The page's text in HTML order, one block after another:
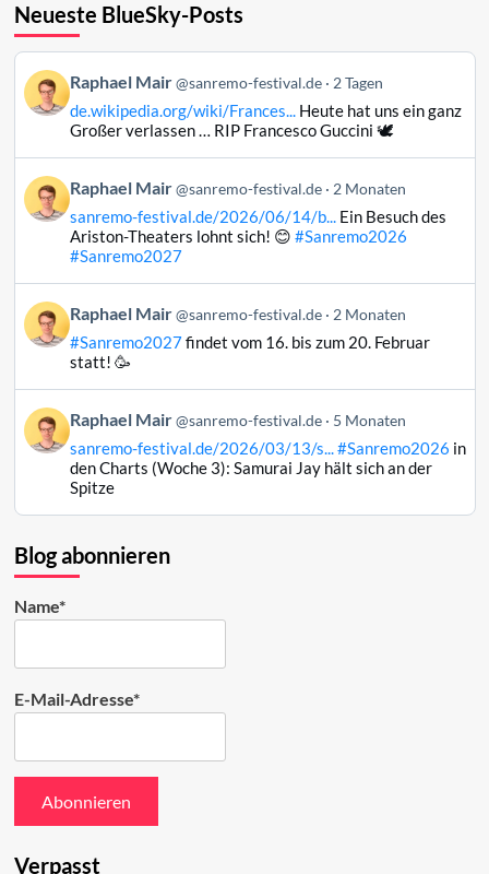
Neueste BlueSky-Posts
Beitrag
von
Raphael
Bluesky
ansehen
Raphael Mair @sanremo-festival.de 2 Tagen
de.wikipedia.org/wiki/Frances...Heute hat uns ein ganz
Großer verlassen … RIP Francesco Guccini 🕊️
Beitrag
von
Raphael
ansehen
Raphael Mair @sanremo-festival.de 2 Monaten
sanremo-festival.de/2026/06/14/b...Ein Besuch des
Ariston-Theaters lohnt sich! 😊 #Sanremo2026
#Sanremo2027
Beitrag
von
Raphael
Bluesky
ansehen
Raphael Mair @sanremo-festival.de 2 Monaten
#Sanremo2027findet vom 16. bis zum 20. Februar
statt! 🥳
Beitrag
von
Raphael
ansehen
Raphael Mair @sanremo-festival.de 5 Monaten
sanremo-festival.de/2026/03/13/s...#Sanremo2026 in
den Charts (Woche 3): Samurai Jay hält sich an der
Spitze
Blog abonnieren
Name*
E-Mail-Adresse*
Verpasst